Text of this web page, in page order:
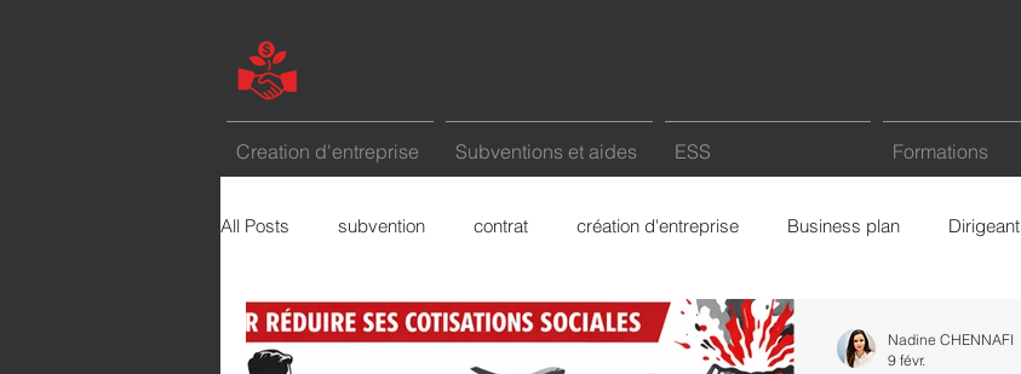
Creation d'entreprise Subventions et aides ESS Formations
All Posts subvention contrat création d'entreprise Business plan Dirigeant
marketing etude de marché Fiscalité Intelligence Artificielle (IA)
Nadine CHENNAFI
9 févr.